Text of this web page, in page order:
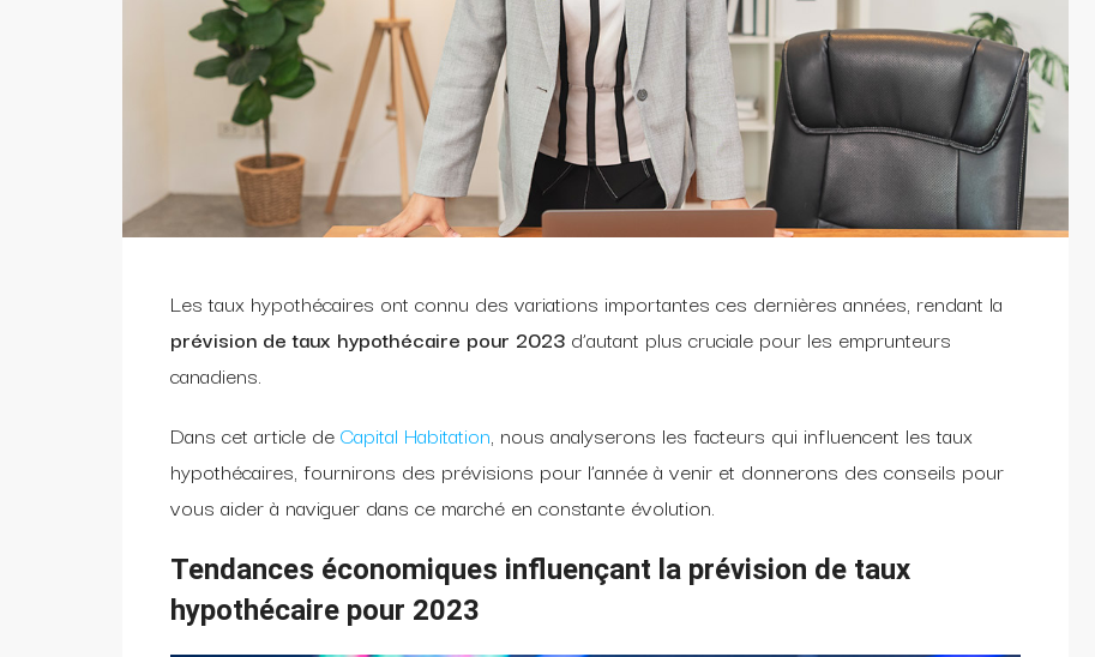
Les taux hypothécaires ont connu des variations importantes ces dernières années, rendant la
prévision de taux hypothécaire pour 2023 d’autant plus cruciale pour les emprunteurs
canadiens.
Dans cet article deCapital Habitation, nous analyserons les facteurs qui influencent les taux
hypothécaires, fournirons des prévisions pour l’année à venir et donnerons des conseils pour
vous aider à naviguer dans ce marché en constante évolution.
Tendances économiques influençant la prévision de taux
hypothécaire pour 2023